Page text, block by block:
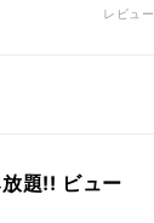
レビュー
題!! ビュー